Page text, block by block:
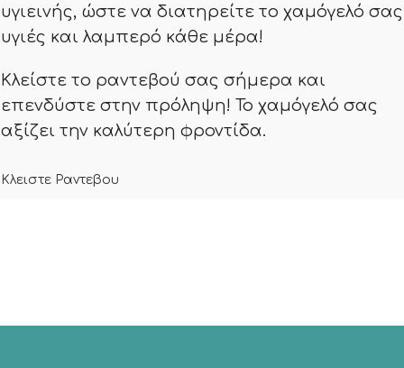
υγιεινής, ώστε να διατηρείτε το χαμόγελό σας
υγιές και λαμπερό κάθε μέρα!
Κλείστε το ραντεβού σας σήμερα και
επενδύστε στην πρόληψη! Το χαμόγελό σας
αξίζει την καλύτερη φροντίδα.
Κλειστε Ραντεβου